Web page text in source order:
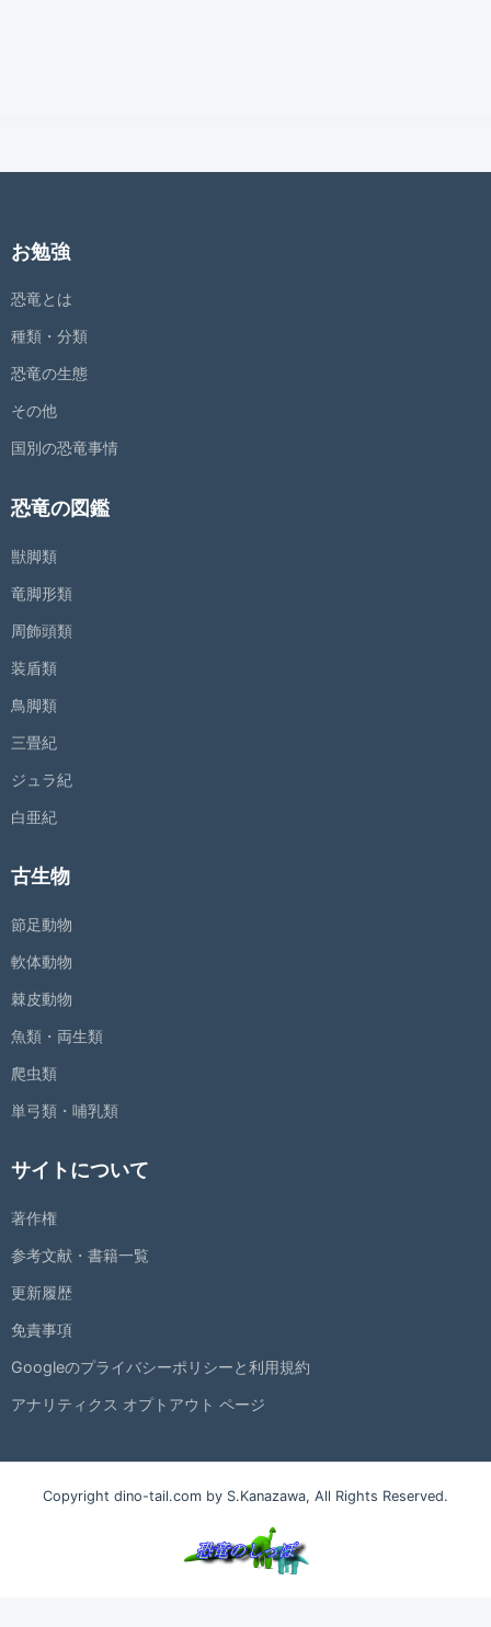
お勉強
恐竜とは
種類・分類
恐竜の生態
その他
国別の恐竜事情
恐竜の図鑑
獣脚類
竜脚形類
周飾頭類
装盾類
鳥脚類
三畳紀
ジュラ紀
白亜紀
古生物
節足動物
軟体動物
棘皮動物
魚類・両生類
爬虫類
単弓類・哺乳類
サイトについて
著作権
参考文献・書籍一覧
更新履歴
免責事項
Googleのプライバシーポリシーと利用規約
アナリティクス オプトアウト ページ
Copyright dino-tail.com by S.Kanazawa, All Rights Reserved.